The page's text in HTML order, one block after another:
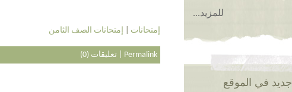
إمتحانات إمتحانات الصف الثامن
Permalink
|تعليقات (0)
للمزيد...
جديد في الموقع